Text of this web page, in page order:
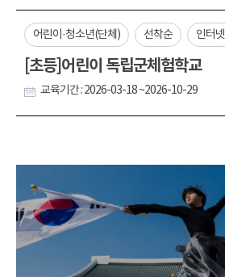
어린이·청소년(단체) 선착순 인터넷
[초등]어린이 독립군체험학교
교육기간 : 2026-03-18 ~2026-10-29